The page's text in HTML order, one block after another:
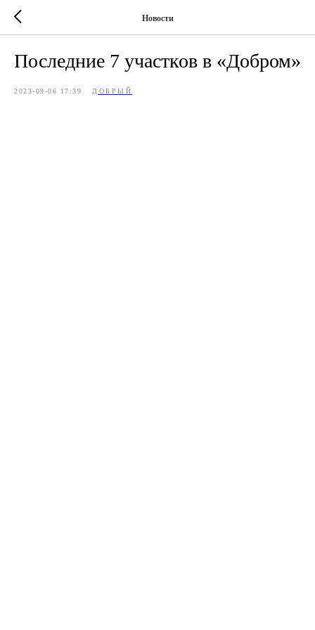
Новости
Последние 7 участков в «Добром»
2023-09-06 17:39 ДОБРЫЙ